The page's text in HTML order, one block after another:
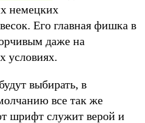
немецких
Его главная фишка в
даже на
условиях.
выбирать, в
все так же
шрифт служит верой и